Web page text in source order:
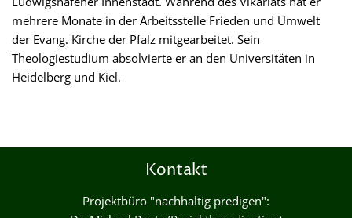
mehrere Monate in der Arbeitsstelle Frieden und Umwelt
der Evang. Kirche der Pfalz mitgearbeitet. Sein
Theologiestudium absolvierte er an den Universitäten in
Heidelberg und Kiel.
Kontakt
Projektbüro "nachhaltig predigen":